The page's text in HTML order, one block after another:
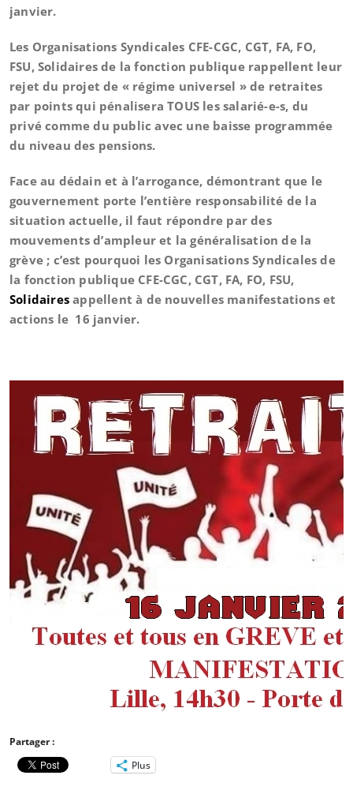
janvier.
Les Organisations Syndicales CFE-CGC, CGT, FA, FO,
FSU, Solidaires de la fonction publique rappellent leur
rejet du projet de « régime universel » de retraites
par points qui pénalisera TOUS les salarié-e-s, du
privé comme du public avec une baisse programmée
du niveau des pensions.
Face au dédain et à l’arrogance, démontrant que le
gouvernement porte l’entière responsabilité de la
situation actuelle, il faut répondre par des
mouvements d’ampleur et la généralisation de la
grève ; c’est pourquoi les Organisations Syndicales de
la fonction publique CFE-CGC, CGT, FA, FO, FSU,
Solidaires appellent à de nouvelles manifestations et
actions le 16 janvier.
Partager :
Plus